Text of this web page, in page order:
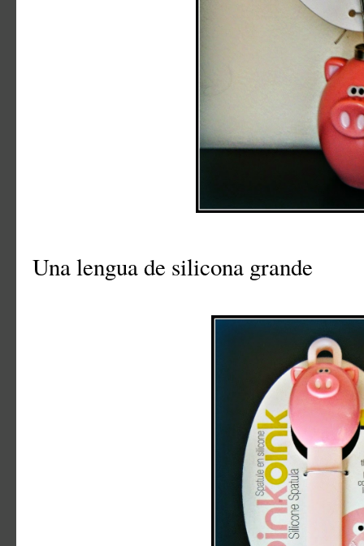
Una lengua de silicona grande